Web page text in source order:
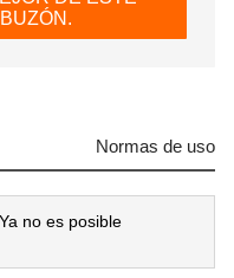
Normas de uso
no es posible